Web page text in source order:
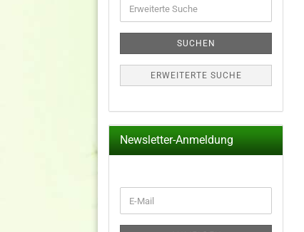
Suche
SUCHEN
ERWEITERTE SUCHE
Newsletter-Anmeldung
ZUR
E-
Mail